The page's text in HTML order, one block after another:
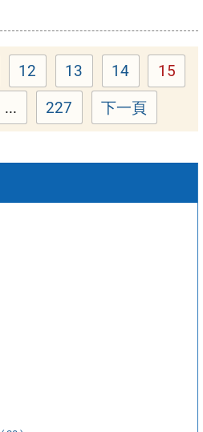
Page
12 Page
13 Page
14 Page
15
... Page
227 下一頁